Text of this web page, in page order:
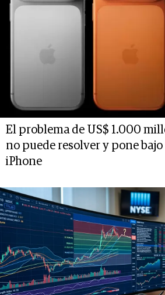
El problema de US$ 1.000
no puede resolver y pone
iPhone